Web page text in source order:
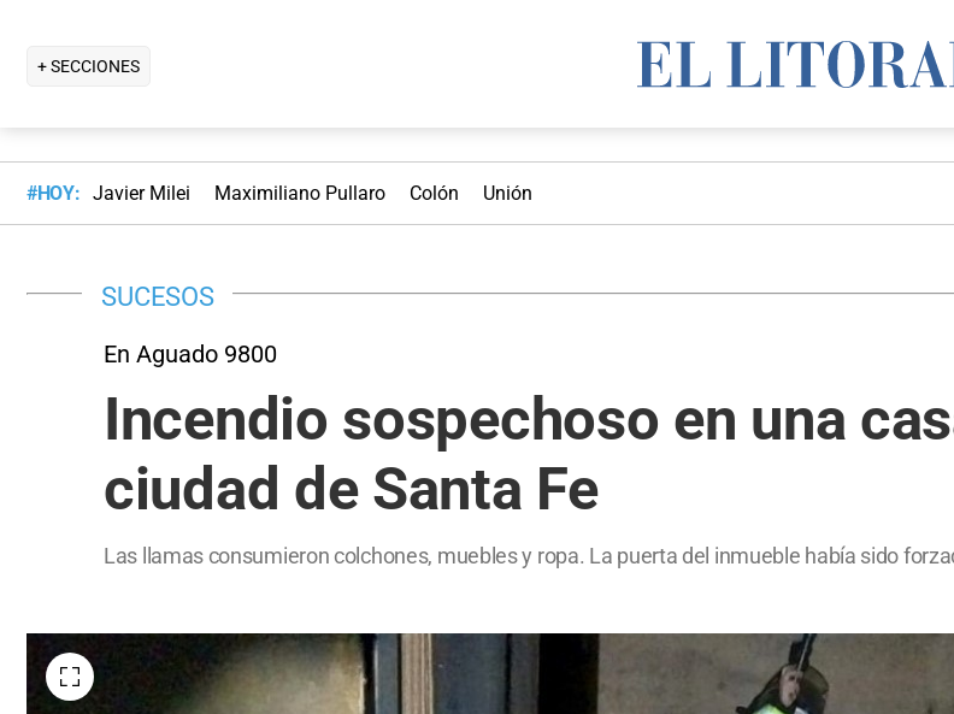
+ SECCIONES
#HOY: Javier Milei Maximiliano Pullaro Colón Unión
SUCESOS
En Aguado 9800
Incendio sospechoso en una
ciudad de Santa Fe
Las llamas consumieron colchones, muebles y ropa. La puerta del inmueble había sido